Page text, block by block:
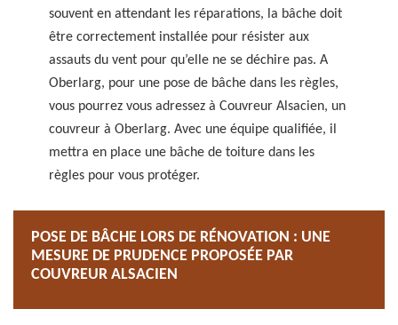
souvent en attendant les réparations, la bâche doit
être correctement installée pour résister aux
assauts du vent pour qu’elle ne se déchire pas. A
Oberlarg, pour une pose de bâche dans les règles,
vous pourrez vous adressez à Couvreur Alsacien, un
couvreur à Oberlarg. Avec une équipe qualifiée, il
mettra en place une bâche de toiture dans les
règles pour vous protéger.
POSE DE BÂCHE LORS DE RÉNOVATION : UNE
MESURE DE PRUDENCE PROPOSÉE PAR
COUVREUR ALSACIEN